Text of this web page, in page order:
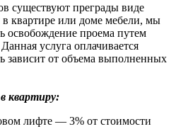
существуют преграды виде
квартире или доме мебели, мы
освобождение проема путем
услуга оплачивается
зависит от объема выполненных
квартиру:
лифте — 3% от стоимости